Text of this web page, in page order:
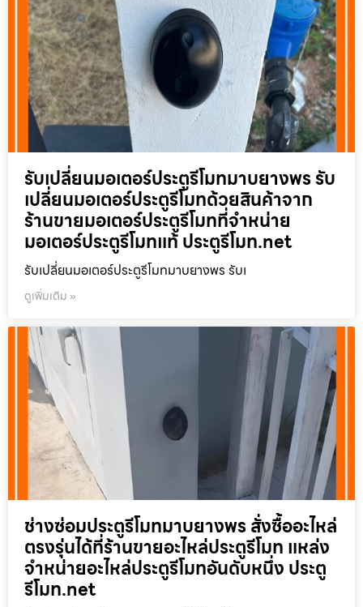
รับเปลี่ยนมอเตอร์ประตูรีโมทมาบยางพร รับ
เปลี่ยนมอเตอร์ประตูรีโมทด้วยสินค้าจาก
ร้านขายมอเตอร์ประตูรีโมทที่จำหน่าย
มอเตอร์ประตูรีโมทแท้ ประตูรีโมท.net
รับเปลี่ยนมอเตอร์ประตูรีโมทมาบยางพร รับเ
ดูเพิ่มเติม »
ช่างซ่อมประตูรีโมทมาบยางพร สั่งซื้ออะไหล่
ตรงรุ่นได้ที่ร้านขายอะไหล่ประตูรีโมท แหล่ง
จำหน่ายอะไหล่ประตูรีโมทอันดับหนึ่ง ประตู
รีโมท.net